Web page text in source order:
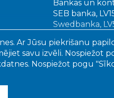
Bankas un
SEB banka,
Swedbanka,
Ar Jūsu piekrišanu
savu izvēli. Nospiežot
Nospiežot pogu